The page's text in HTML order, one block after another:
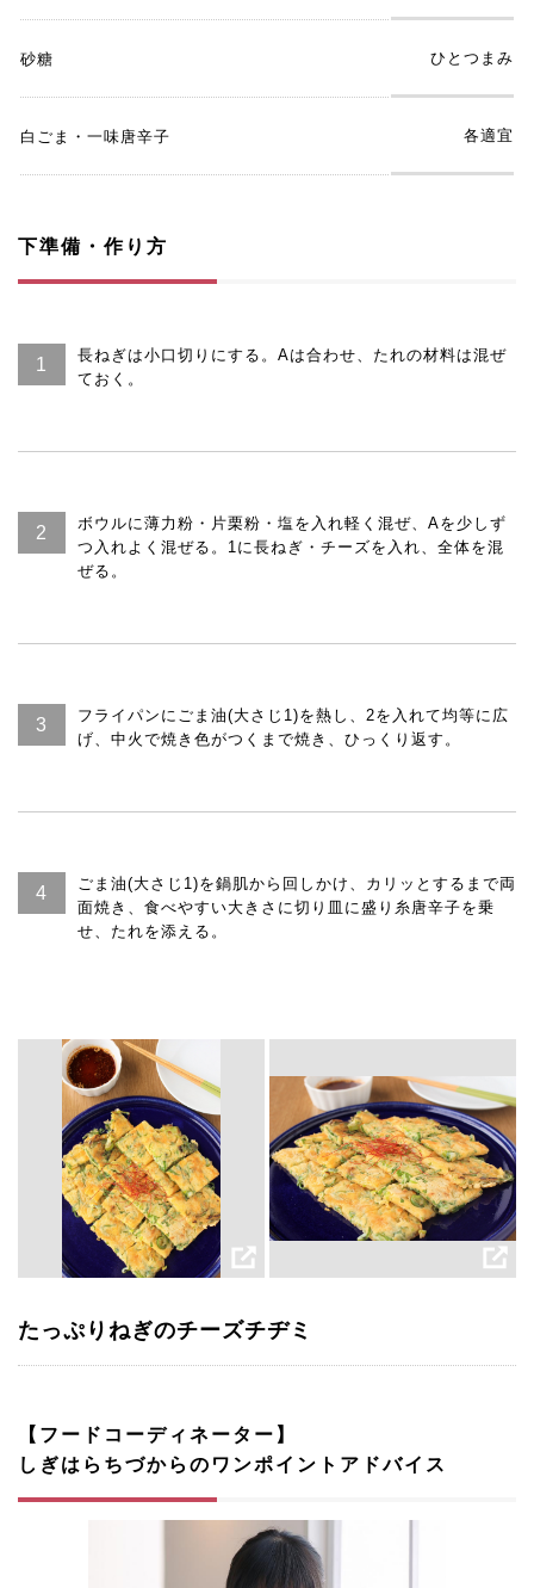
砂糖 ひとつまみ
白ごま・一味唐辛子 各適宜
下準備・作り方
長ねぎは小口切りにする。Aは合わせ、たれの材料は混ぜ
ておく。
ボウルに薄力粉・片栗粉・塩を入れ軽く混ぜ、Aを少しず
つ入れよく混ぜる。1に長ねぎ・チーズを入れ、全体を混
ぜる。
フライパンにごま油(大さじ1)を熱し、2を入れて均等に広
げ、中火で焼き色がつくまで焼き、ひっくり返す。
ごま油(大さじ1)を鍋肌から回しかけ、カリッとするまで両
面焼き、食べやすい大きさに切り皿に盛り糸唐辛子を乗
せ、たれを添える。
たっぷりねぎのチーズチヂミ
【フードコーディネーター】
しぎはらちづからのワンポイントアドバイス